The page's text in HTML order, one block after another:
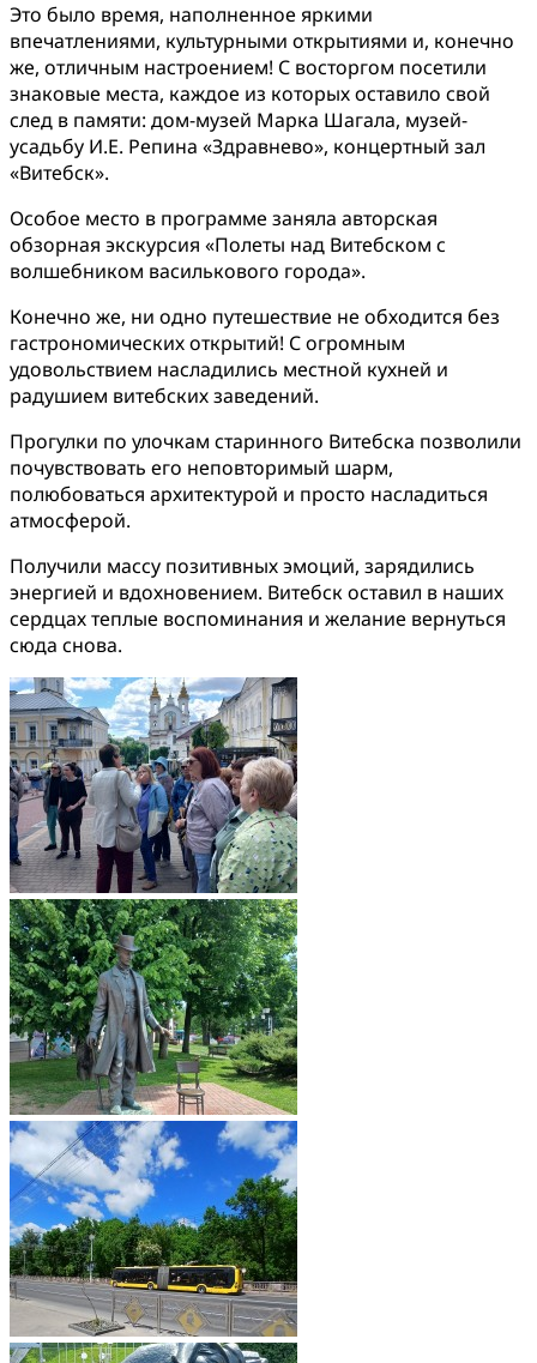
Это было время, наполненное яркими
впечатлениями, культурными открытиями и, конечно
же, отличным настроением! С восторгом посетили
знаковые места, каждое из которых оставило свой
след в памяти: дом-музей Марка Шагала, музей-
усадьбу И.Е. Репина «Здравнево», концертный зал
«Витебск».
Особое место в программе заняла авторская
обзорная экскурсия «Полеты над Витебском с
волшебником василькового города».
Конечно же, ни одно путешествие не обходится без
гастрономических открытий! С огромным
удовольствием насладились местной кухней и
радушием витебских заведений.
Прогулки по улочкам старинного Витебска позволили
почувствовать его неповторимый шарм,
полюбоваться архитектурой и просто насладиться
атмосферой.
Получили массу позитивных эмоций, зарядились
энергией и вдохновением. Витебск оставил в наших
сердцах теплые воспоминания и желание вернуться
сюда снова.